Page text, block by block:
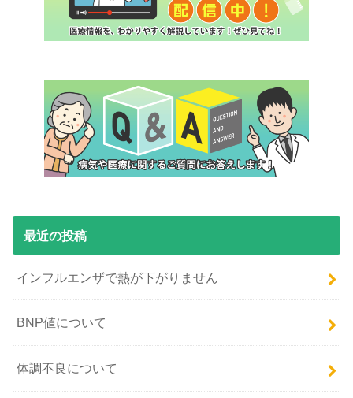
最近の投稿
インフルエンザで熱が下がりません
BNP値について
体調不良について